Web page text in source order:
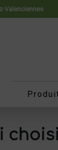
Valenciennes